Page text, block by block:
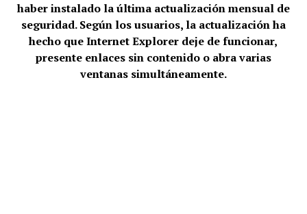
haber instalado la última actualización mensual de
seguridad. Según los usuarios, la actualización ha
hecho que Internet Explorer deje de funcionar,
presente enlaces sin contenido o abra varias
ventanas simultáneamente.